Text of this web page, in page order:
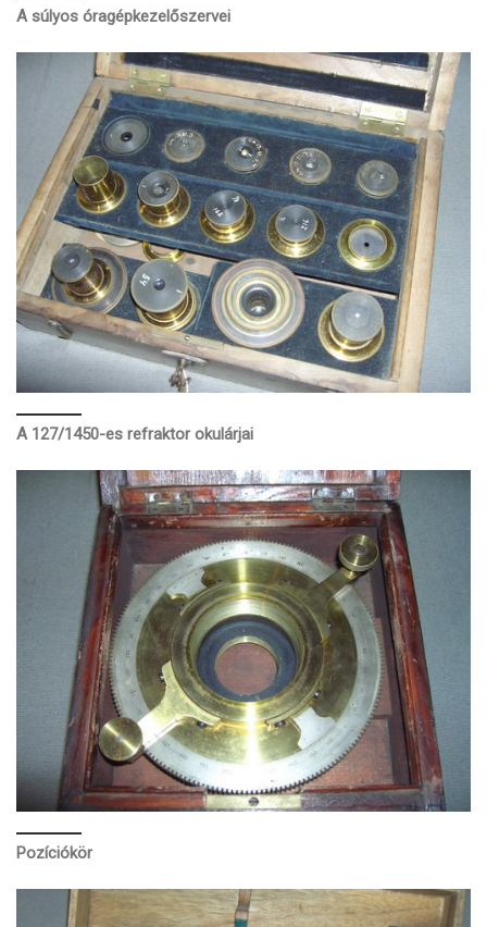
A súlyos óragépkezelőszervei
A 127/1450-es refraktor okulárjai
Pozíciókör